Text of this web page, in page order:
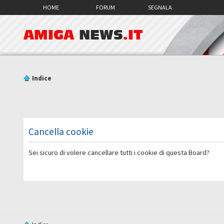
HOME FORUM SEGNALA
AMIGA NEWS.IT
Indice
Cancella cookie
Sei sicuro di volere cancellare tutti i cookie di questa Board?